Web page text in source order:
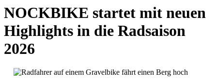
NOCKBIKE startet mit neuen
Highlights in die Radsaison
2026